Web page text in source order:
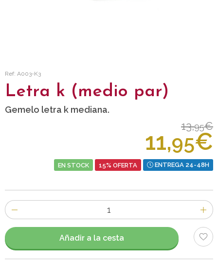
Ref: A003-K3
Letra k (medio par)
Gemelo letra k mediana.
13,95€
11,95€
EN STOCK 15% OFERTA ENTREGA 24-48H
Número
de
artículos
Añadir a la cesta